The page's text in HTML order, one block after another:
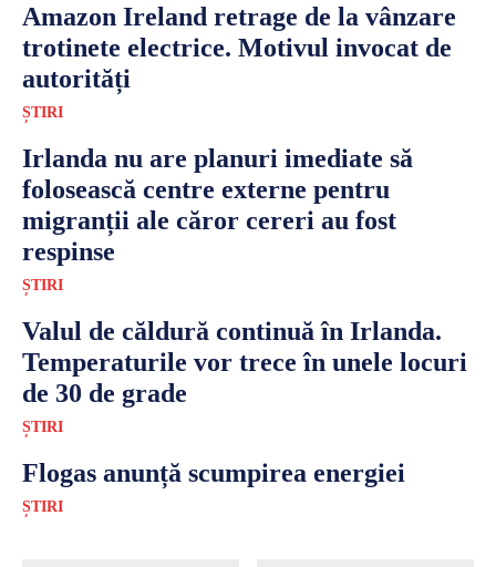
Amazon Ireland retrage de la vânzare
trotinete electrice. Motivul invocat de
autorități
ȘTIRI
Irlanda nu are planuri imediate să
folosească centre externe pentru
migranții ale căror cereri au fost
respinse
ȘTIRI
Valul de căldură continuă în Irlanda.
Temperaturile vor trece în unele locuri
de 30 de grade
ȘTIRI
Flogas anunță scumpirea energiei
ȘTIRI